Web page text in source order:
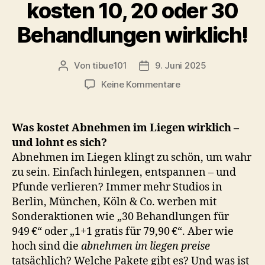
kosten 10, 20 oder 30
Behandlungen wirklich!
Beitragsautor
Vontibue101 Veröffentlichungsdatum
9. Juni 2025
Keine Kommentarezu
Liegen
So
viel
kosten
10,
20
oder
Behandlungen
Was kostet Abnehmen im Liegen wirklich –
und lohnt es sich?
Abnehmen im Liegen klingt zu schön, um wahr
zu sein. Einfach hinlegen, entspannen – und
Pfunde verlieren? Immer mehr Studios in
Berlin, München, Köln & Co. werben mit
Sonderaktionen wie „30 Behandlungen für
949 €“ oder „1+1 gratis für 79,90 €“. Aber wie
hoch sind die abnehmen im liegen preise
tatsächlich? Welche Pakete gibt es? Und was ist